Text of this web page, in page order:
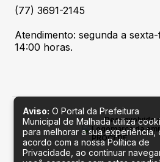
(77) 3691-2145
Atendimento: segunda a
14:00 horas.
Desenvolvido
Aviso: O Portal da Prefeitura
Municipal de Malhada utiliza
para melhorar a sua experiência,
acordo com a nossa Política de
Privacidade, ao continuar